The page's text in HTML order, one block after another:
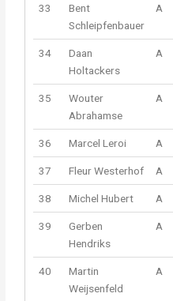
33
Bent
Schleipfenbauer
A
34
Daan
Holtackers
A
35
Wouter
Abrahamse
A
36 Marcel Leroi A
37 Fleur Westerhof A
38 Michel Hubert A
39
Gerben
Hendriks
A
40
Martin
Weijsenfeld
A